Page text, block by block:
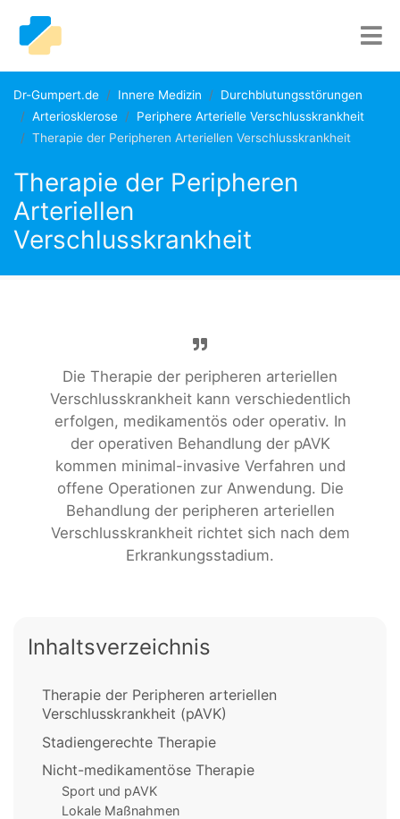
Dr-Gumpert.de Innere Medizin
Durchblutungsstörungen
Arteriosklerose
Periphere Arterielle Verschlusskrankheit
Therapie der Peripheren Arteriellen Verschlusskrankheit
Therapie der Peripheren
Arteriellen
Verschlusskrankheit
Die Therapie der peripheren arteriellen
Verschlusskrankheit kann verschiedentlich
erfolgen, medikamentös oder operativ. In
der operativen Behandlung der pAVK
kommen minimal-invasive Verfahren und
offene Operationen zur Anwendung. Die
Behandlung der peripheren arteriellen
Verschlusskrankheit richtet sich nach dem
Erkrankungsstadium.
Inhaltsverzeichnis
Therapie der Peripheren arteriellen
Verschlusskrankheit (pAVK)
Stadiengerechte Therapie
Nicht-medikamentöse Therapie
Sport und pAVK
Lokale Maßnahmen